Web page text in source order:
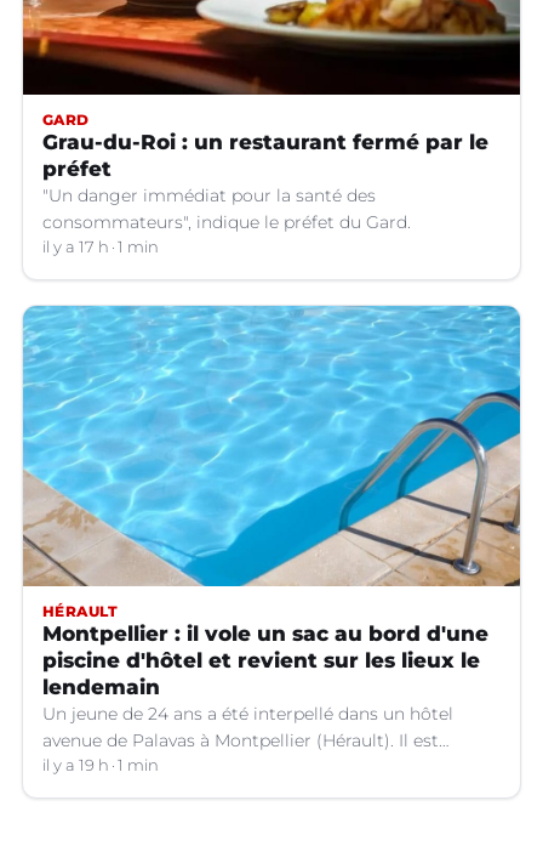
GARD
Grau-du-Roi : un restaurant fermé par le
préfet
"Un danger immédiat pour la santé des
consommateurs", indique le préfet du Gard.
il y a 17 h 1 min
HÉRAULT
Montpellier : il vole un sac au bord d'une
piscine d'hôtel et revient sur les lieux le
lendemain
Un jeune de 24 ans a été interpellé dans un hôtel
avenue de Palavas à Montpellier (Hérault). Il est
suspecté d'avoir volé le sac d'une cliente.
il y a 19 h 1 min